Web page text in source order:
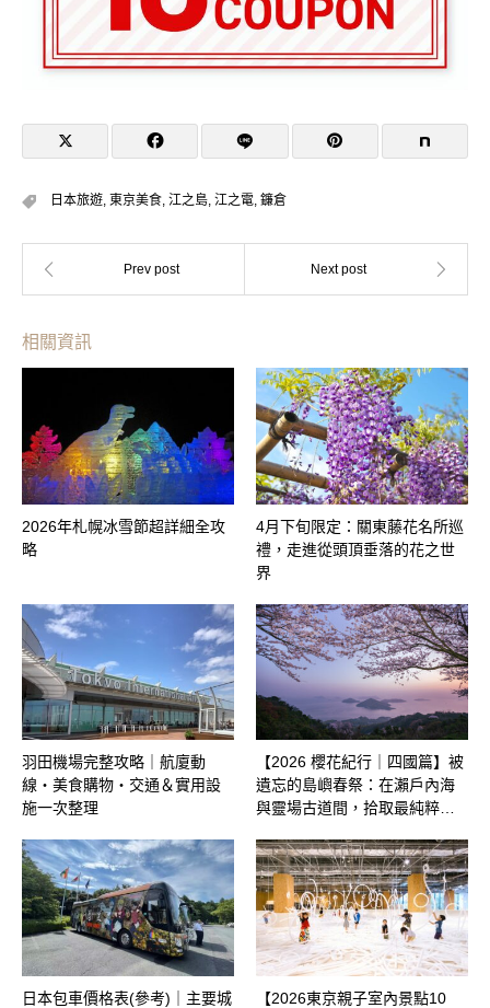
日本旅遊, 東京美食, 江之島, 江之電, 鐮倉
相關資訊
2026年札幌冰雪節超詳細全攻
略
4月下旬限定：關東藤花名所巡
禮，走進從頭頂垂落的花之世
界
羽田機場完整攻略｜航廈動
線・美食購物・交通＆實用設
施一次整理
【2026 櫻花紀行｜四國篇】被
遺忘的島嶼春祭：在瀨戶內海
與靈場古道間，拾取最純粹…
日本包車價格表(參考)｜主要城
【2026東京親子室內景點10